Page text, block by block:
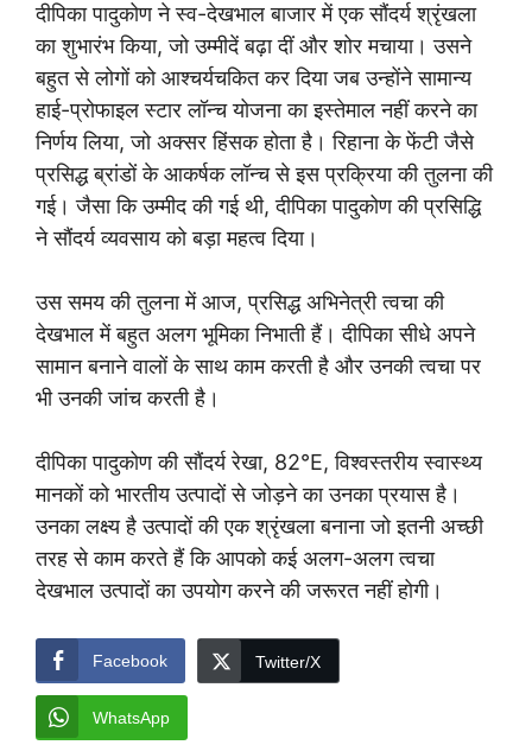
दीपिका पादुकोण ने स्व-देखभाल बाजार में एक सौंदर्य श्रृंखला
का शुभारंभ किया, जो उम्मीदें बढ़ा दीं और शोर मचाया। उसने
बहुत से लोगों को आश्चर्यचकित कर दिया जब उन्होंने सामान्य
हाई-प्रोफाइल स्टार लॉन्च योजना का इस्तेमाल नहीं करने का
निर्णय लिया, जो अक्सर हिंसक होता है। रिहाना के फेंटी जैसे
प्रसिद्ध ब्रांडों के आकर्षक लॉन्च से इस प्रक्रिया की तुलना की
गई। जैसा कि उम्मीद की गई थी, दीपिका पादुकोण की प्रसिद्धि
ने सौंदर्य व्यवसाय को बड़ा महत्व दिया।
उस समय की तुलना में आज, प्रसिद्ध अभिनेत्री त्वचा की
देखभाल में बहुत अलग भूमिका निभाती हैं। दीपिका सीधे अपने
सामान बनाने वालों के साथ काम करती है और उनकी त्वचा पर
भी उनकी जांच करती है।
दीपिका पादुकोण की सौंदर्य रेखा, 82°E, विश्वस्तरीय स्वास्थ्य
मानकों को भारतीय उत्पादों से जोड़ने का उनका प्रयास है।
उनका लक्ष्य है उत्पादों की एक श्रृंखला बनाना जो इतनी अच्छी
तरह से काम करते हैं कि आपको कई अलग-अलग त्वचा
देखभाल उत्पादों का उपयोग करने की जरूरत नहीं होगी।
Facebook Twitter/X
WhatsApp